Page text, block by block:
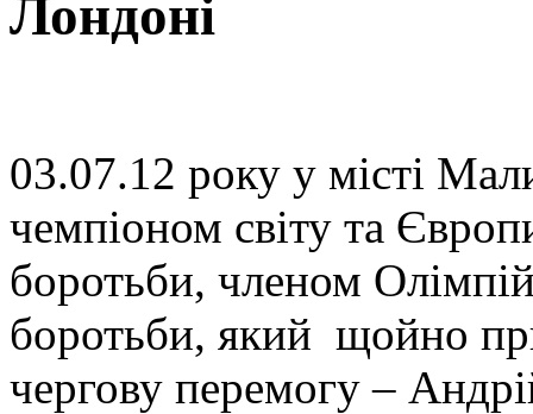
Лондоні
03.07.12 року у місті
чемпіоном світу та
боротьби, членом
боротьби, який щойно
чергову перемогу –